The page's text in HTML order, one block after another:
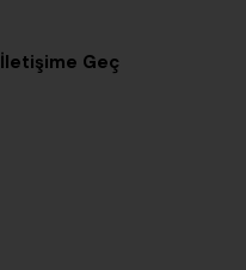
İletişime Geç